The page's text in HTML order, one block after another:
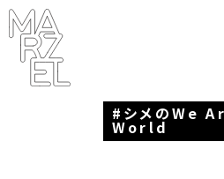
フィ
デザ
ナー
シメのWe
World